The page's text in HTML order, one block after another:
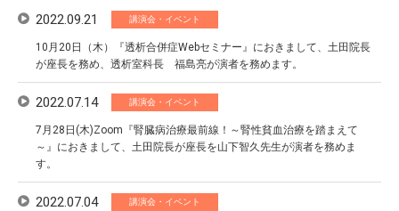
2022.09.21 講演会・イベント
10月20日（木）『透析合併症Webセミナー』におきまして、土田院長
が座長を務め、透析室科長 福島亮が演者を務めます。
2022.07.14 講演会・イベント
7月28日(木)Zoom『腎臓病治療最前線！～腎性貧血治療を踏まえて
～』におきまして、土田院長が座長を山下智久先生が演者を務めま
す。
2022.07.04 講演会・イベント